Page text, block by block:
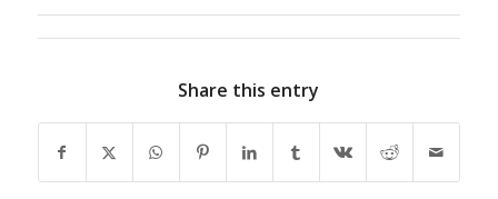
Share this entry